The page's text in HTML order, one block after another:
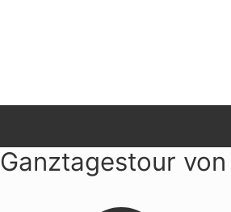
Ganztagestour